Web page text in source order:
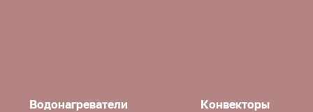
Водонагреватели Конвекторы